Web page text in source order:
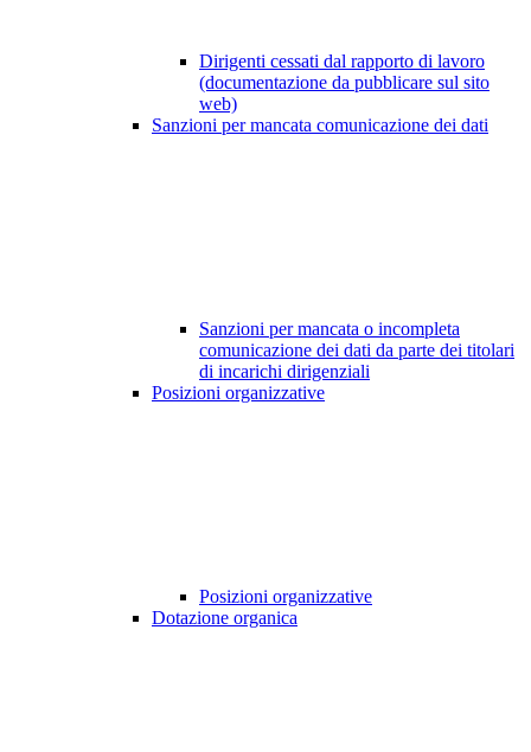
Dirigenti cessati dal rapporto di lavoro
(documentazione da pubblicare sul sito
web)
Sanzioni per mancata comunicazione dei dati
Sanzioni per mancata o incompleta
comunicazione dei dati da parte dei titolari
di incarichi dirigenziali
Posizioni organizzative
Posizioni organizzative
Dotazione organica